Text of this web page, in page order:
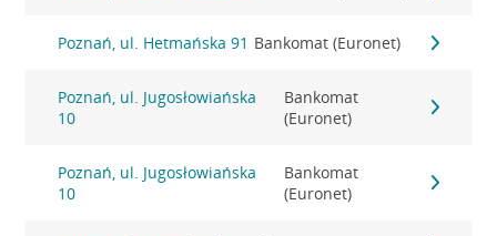
Poznań, ul. Hetmańska 91 Bankomat (Euronet)
Poznań, ul. Jugosłowiańska
10
Bankomat
(Euronet)
Poznań, ul. Jugosłowiańska
10
Bankomat
(Euronet)